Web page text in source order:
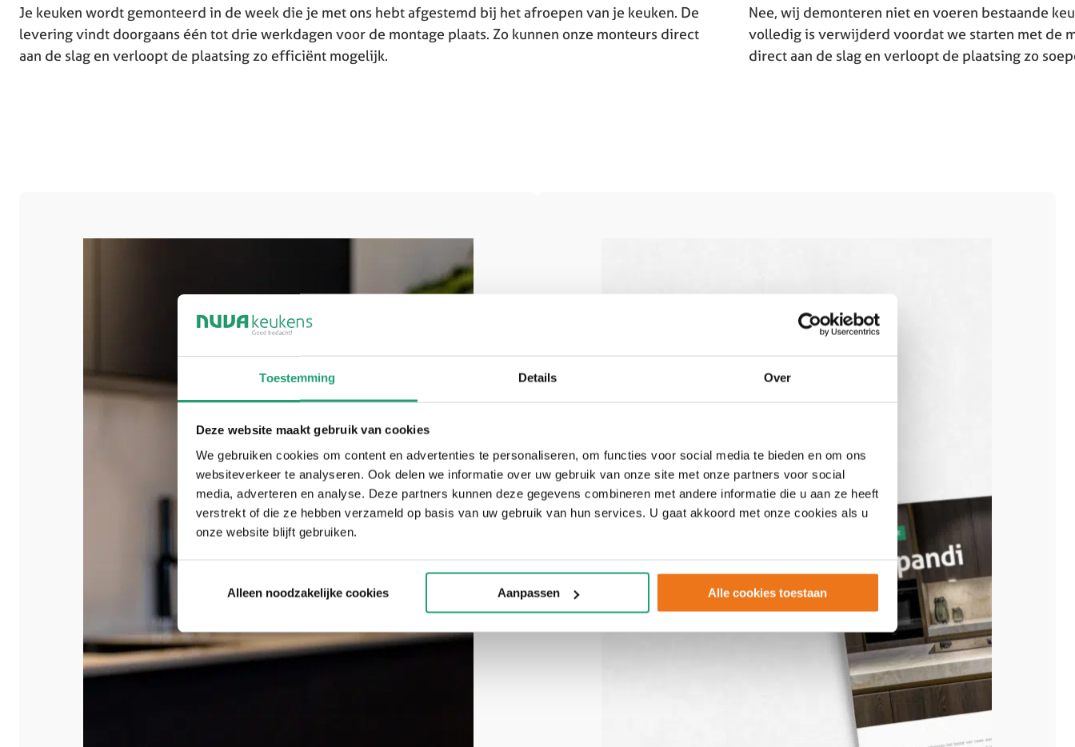
Toestemming Details Over
Deze website maakt gebruik van cookies
We gebruiken cookies om content en advertenties te personaliseren, om functies voor social media te bieden en om ons
websiteverkeer te analyseren. Ook delen we informatie over uw gebruik van onze site met onze partners voor social
media, adverteren en analyse. Deze partners kunnen deze gegevens combineren met andere informatie die u aan ze heeft
verstrekt of die ze hebben verzameld op basis van uw gebruik van hun services. U gaat akkoord met onze cookies als u
onze website blijft gebruiken.
Alleen noodzakelijke cookies Aanpassen Alle cookies toestaan
Je keuken wordt gemonteerd in de week die je met ons hebt afgestemd bij het afroepen van je keuken. De
levering vindt doorgaans één tot drie werkdagen voor de montage plaats. Zo kunnen onze monteurs direct
aan de slag en verloopt de plaatsing zo efficiënt mogelijk.
Nee, wij demonteren niet en voeren bestaande
volledig is verwijderd voordat we starten met de
direct aan de slag en verloopt de plaatsing zo